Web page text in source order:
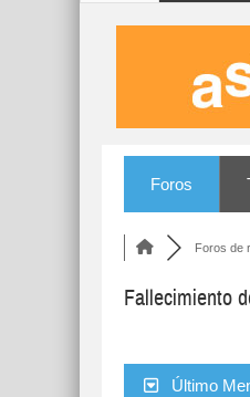
Foros
Foros de
Fallecimiento
Último